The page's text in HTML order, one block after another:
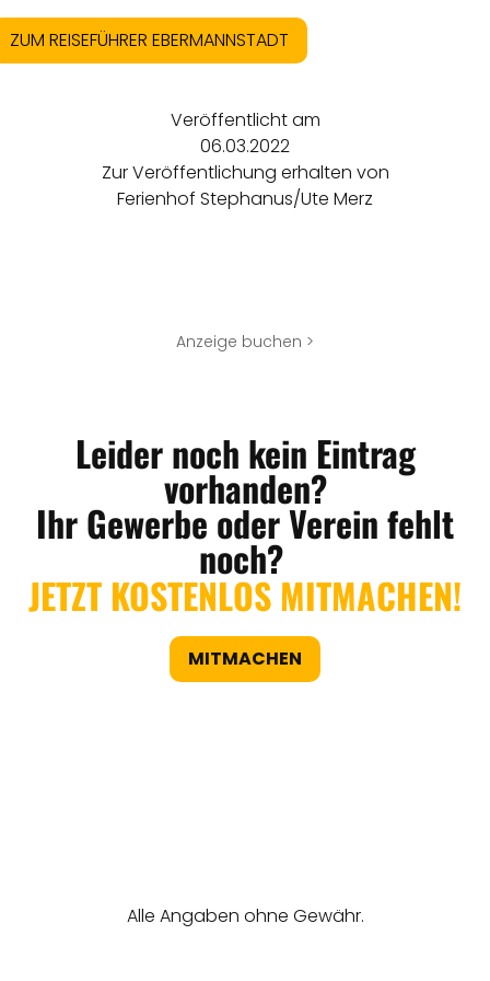
ZUM REISEFÜHRER EBERMANNSTADT
Veröffentlicht am
06.03.2022
Zur Veröffentlichung erhalten von
Ferienhof Stephanus/Ute Merz
Anzeige buchen >
Leider noch kein Eintrag
vorhanden?
Ihr Gewerbe oder Verein fehlt
noch?
JETZT KOSTENLOS MITMACHEN!
MITMACHEN